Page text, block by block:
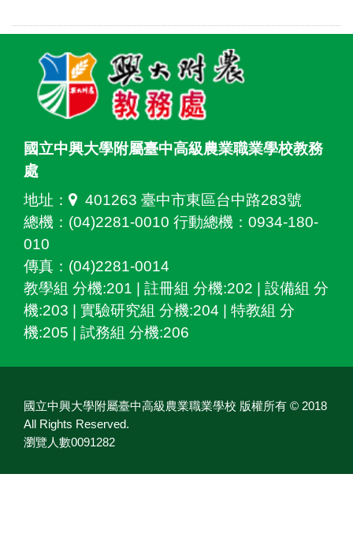
國立中興大學附屬臺中高級農業職業學校教務
處
地址：
401263 臺中市東區台中路283號
總機：(04)2281-0010 行動總機：0934-180-
010
傳真：(04)2281-0014
教學組 分機:201 | 註冊組 分機:202 | 設備組 分
機:203 | 實驗研究組 分機:204 | 特教組 分
機:205 | 試務組 分機:206
國立中興大學附屬臺中高級農業職業學校 版權所有 © 2018
All Rights Reserved.
瀏覽人數0091282